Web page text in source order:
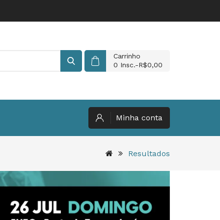
Carrinho
0 Insc.-R$0,00
Minha conta
Resultados